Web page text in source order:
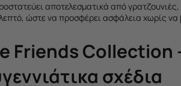
αποτελεσματικά από γρατζουνιές,
ώστε να προσφέρει ασφάλεια χωρίς να
Friends Collection
σχέδια